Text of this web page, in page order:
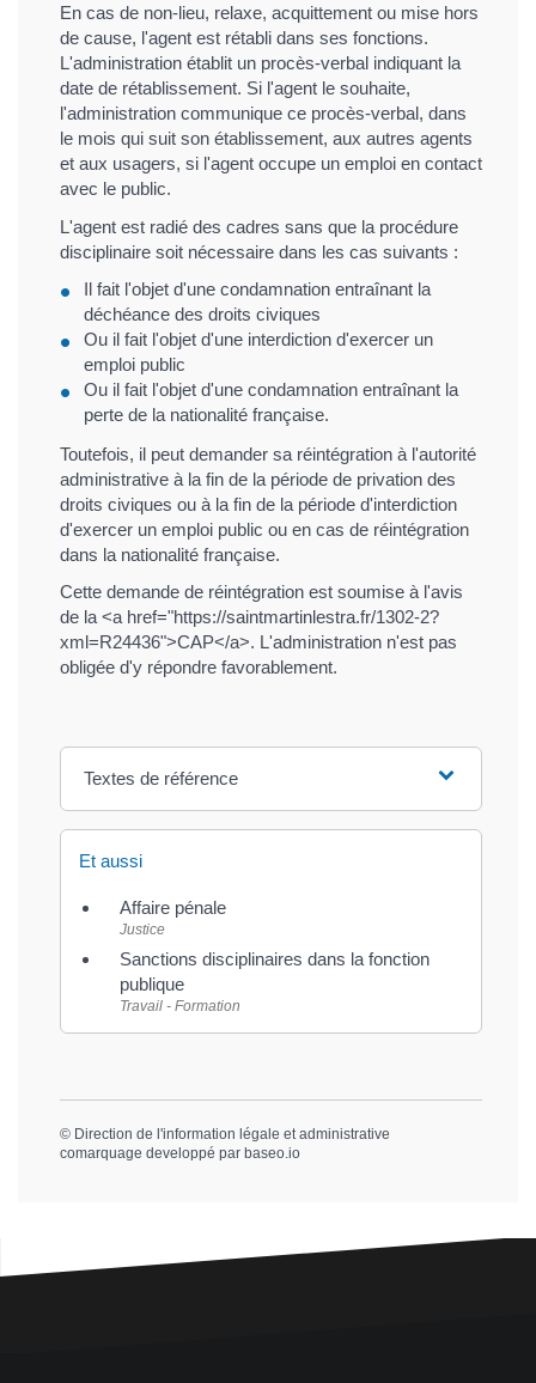
En cas de non-lieu, relaxe, acquittement ou mise hors
de cause, l'agent est rétabli dans ses fonctions.
L'administration établit un procès-verbal indiquant la
date de rétablissement. Si l'agent le souhaite,
l'administration communique ce procès-verbal, dans
le mois qui suit son établissement, aux autres agents
et aux usagers, si l'agent occupe un emploi en contact
avec le public.
L'agent est radié des cadres sans que la procédure
disciplinaire soit nécessaire dans les cas suivants :
Il fait l'objet d'une condamnation entraînant la
déchéance des droits civiques
Ou il fait l'objet d'une interdiction d'exercer un
emploi public
Ou il fait l'objet d'une condamnation entraînant la
perte de la nationalité française.
Toutefois, il peut demander sa réintégration à l'autorité
administrative à la fin de la période de privation des
droits civiques ou à la fin de la période d'interdiction
d'exercer un emploi public ou en cas de réintégration
dans la nationalité française.
Cette demande de réintégration est soumise à l'avis
de la <a href="https://saintmartinlestra.fr/1302-2?
xml=R24436">CAP</a>. L'administration n'est pas
obligée d'y répondre favorablement.
Textes de référence
Et aussi
Affaire pénale
Justice
Sanctions disciplinaires dans la fonction
publique
Travail - Formation
© Direction de l'information légale et administrative
comarquage developpé par baseo.io